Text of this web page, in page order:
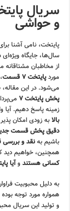
و حواشی
پایتخت، نامی آشنا
سال‌ها، جایگاه
از مخاطبان مشتاقانه
موردپایتخت ۷ قسمت
می‌شود. در این
پخش پایتخت ۷
زمینه پاسخ دهیم. آیا
بالابه زودی امکان
دقیق پخش قسمت جدید
باشیم بهنقد و
همچنین، خواهیم دید
کسانی هستندوآیا پایتخت ۷ قسمت
به دلیل محبوبیت
همواره مورد توجه
و تولید این سریال